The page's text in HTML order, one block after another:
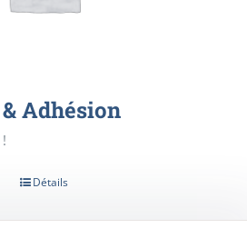
Adhésion
Détails